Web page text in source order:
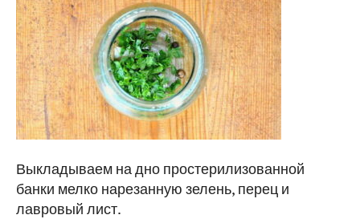
Выкладываем на дно простерилизованной
банки мелко нарезанную зелень, перец и
лавровый лист.